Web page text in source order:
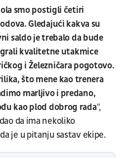
smo postigli četiri
Gledajući kakva su
saldo je trebalo da bude
kvalitetne utakmice
i Železničara pogotovo.
što mene kao trenera
marljivo i predano,
kao plod dobrog rada",
da ima nekoliko
je u pitanju sastav ekipe.